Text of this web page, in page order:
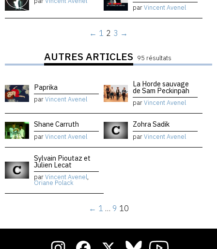
parVincent Avenel
← 1 2 3 →
AUTRES ARTICLES 95 résultats
Paprika
parVincent Avenel
La Horde sauvage
de Sam Peckinpah
parVincent Avenel
Shane Carruth
parVincent Avenel
Zohra Sadik
parVincent Avenel
Sylvain Pioutaz et
Julien Lecat
parVincent Avenel,
Oriane Polack
← 1 … 9 10